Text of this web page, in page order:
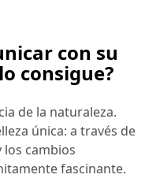
con su
consigue?
de la naturaleza.
única: a través de
los cambios
fascinante.